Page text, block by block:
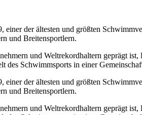
der ältesten und größten
und Breitensportlern.
und Weltrekordhaltern geprägt
des Schwimmsports in einer
der ältesten und größten
und Breitensportlern.
und Weltrekordhaltern geprägt